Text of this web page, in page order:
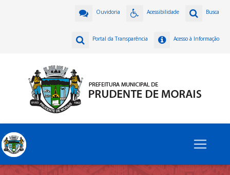
Busca
Acessibilidade
Ouvidoria
Acesso à Informação
Portal da Transparência